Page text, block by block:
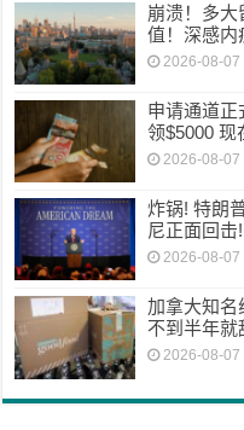
崩溃！多
值！深感内
2026-08-07
申请通道正
领$5000 现
2026-08-07
炸锅! 特朗
尼正面回击!
2026-08-07
加拿大知名
不到半年就
2026-08-07